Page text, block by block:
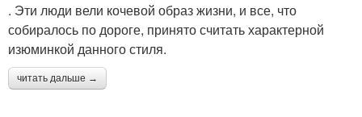
. Эти люди вели кочевой образ жизни, и все, что
собиралось по дороге, принято считать характерной
изюминкой данного стиля.
читать дальше →